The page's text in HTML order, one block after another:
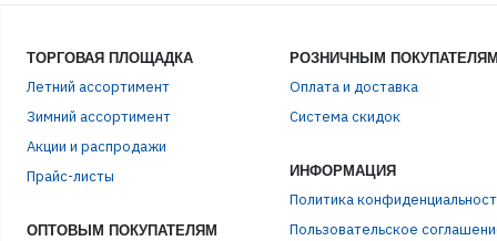
ТОРГОВАЯ ПЛОЩАДКА
Летний ассортимент
Зимний ассортимент
Акции и распродажи
Прайс-листы
ОПТОВЫМ ПОКУПАТЕЛЯМ
РОЗНИЧНЫМ
Оплата и доставка
Система скидок
ИНФОРМАЦИЯ
Политика
Пользовательское